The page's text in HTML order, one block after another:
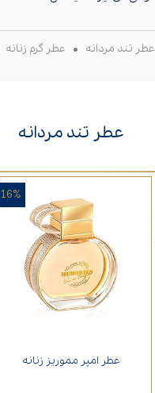
عطر تند مردانه عطر گرم زنانه
عطر تند مردانه
16%
عطر امپر مموریز زنانه